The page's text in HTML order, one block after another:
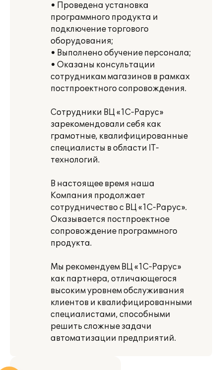
• Проведена установка
программного продукта и
подключение торгового
оборудования;
• Выполнено обучение персонала;
• Оказаны консультации
сотрудникам магазинов в рамках
постпроектного сопровождения.
Сотрудники ВЦ «1С-Рарус»
зарекомендовали себя как
грамотные, квалифицированные
специалисты в области IT-
технологий.
В настоящее время наша
Компания продолжает
сотрудничество с ВЦ «1С-Рарус».
Оказывается постпроектное
сопровождение программного
продукта.
Мы рекомендуем ВЦ «1С-Рарус»
как партнера, отличающегося
высоким уровнем обслуживания
клиентов и квалифицированными
специалистами, способными
решить сложные задачи
автоматизации предприятий.